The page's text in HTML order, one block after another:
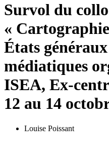
Survol du
«
États
médiatiques
ISEA, Ex-
12 au 14
Louise Poissant